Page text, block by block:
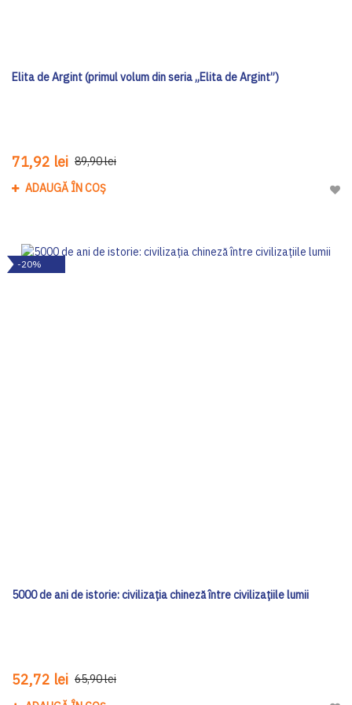
Elita de Argint (primul volum din seria „Elita de Argint”)
71,92 lei 89,90 lei
ADAUGĂ ÎN COȘ
-20%
5000 de ani de istorie: civilizația chineză între civilizațiile lumii
52,72 lei 65,90 lei